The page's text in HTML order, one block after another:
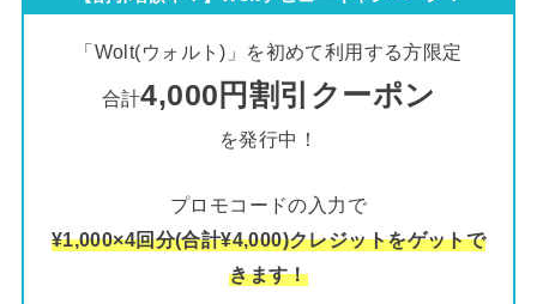
「Wolt(ウォルト)」を初めて利用する方限定
合計4,000円割引クーポン
を発行中！
プロモコードの入力で
¥1,000×4回分(合計¥4,000)クレジットをゲットで
きます！